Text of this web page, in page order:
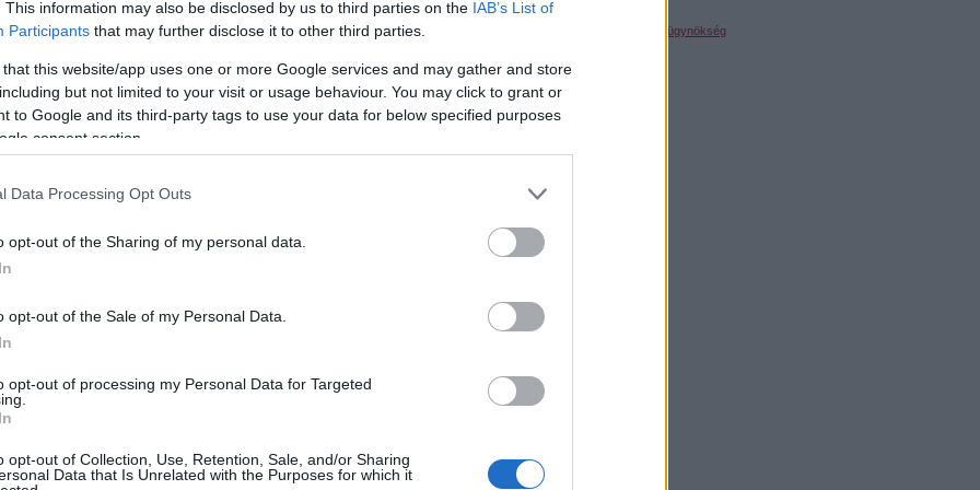
This information may also be disclosed by us to third parties on the IAB’s List of
Participants that may further disclose it to other third parties.
that this website/app uses one or more Google services and may gather and store
but not limited to your visit or usage behaviour. You may click to grant or
to Google and its third-party tags to use your data for below specified purposes
consent section.
Data Processing Opt Outs
opt-out of the Sharing of my personal data.
opt-out of the Sale of my Personal Data.
opt-out of processing my Personal Data for Targeted
opt-out of Collection, Use, Retention, Sale, and/or Sharing
Data that Is Unrelated with the Purposes for which it
folytatott végtelen beszélgetéseket, és nem fogom
ennyit beszélni egy új lámpabúráról vagy függönyről, esetleg
azon volt a múlt héten kiakadva, hogy mennyire mostohán kezelik
dolgozik. Az orvosok is kaphatnak rákot, és akkor ők is befekszenek az
és az őket kezelő norvég orvosok (a román fickó szerint) elhajtják
hogy nehogy indokolatlan előjogokhoz jussanak azért, mert orvosok.
jobb gyógyszerhez vagy jobb vizsgálatokhoz vagy ilyesmi.
átesnek a ló túlsó oldalára és abbéli igyekezetükben, nehogy extra
és lekezelők.
nagyon hasonló, annak
(hát a fejlesztésben mondjuk kételkedem, de legalább kedvesek
rokkantnyugdíjat, amiből nem túl nagy lábon, de meg lehet élni. (Bár
egy BMW-t. Bár hitelre. De annyira örült neki, tök cuki volt.) Az
hogy az ember nagyobb örömmel tegyen dolgokat a közösségért,
szívesebben teszünk valamit olyan emberekért, akik pont olyanok,
ha mind egyformák vagyunk.
, amit egy amerikai és
hogy a jóléti államhoz szükséges tényező az egyformaság, ugyanakkor
hátráltatása és a nyomasztó konformitás.
have norms which they expect their members to conform. It is the
norms that is most remarkable in Norway. Creative and inventive
Extra köszönet
Yummie médiaügynökség